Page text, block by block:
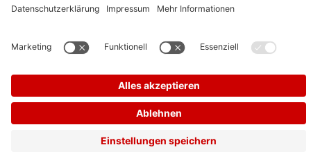
Werkzeugleiste anzeigen